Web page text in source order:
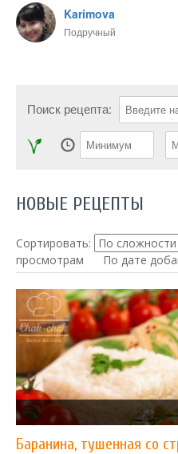
Karimova
Подручный
Поиск рецепта:
НОВЫЕ РЕЦЕПТЫ
Сортировать:
просмотрам
По дате
Баранина, тушенная со